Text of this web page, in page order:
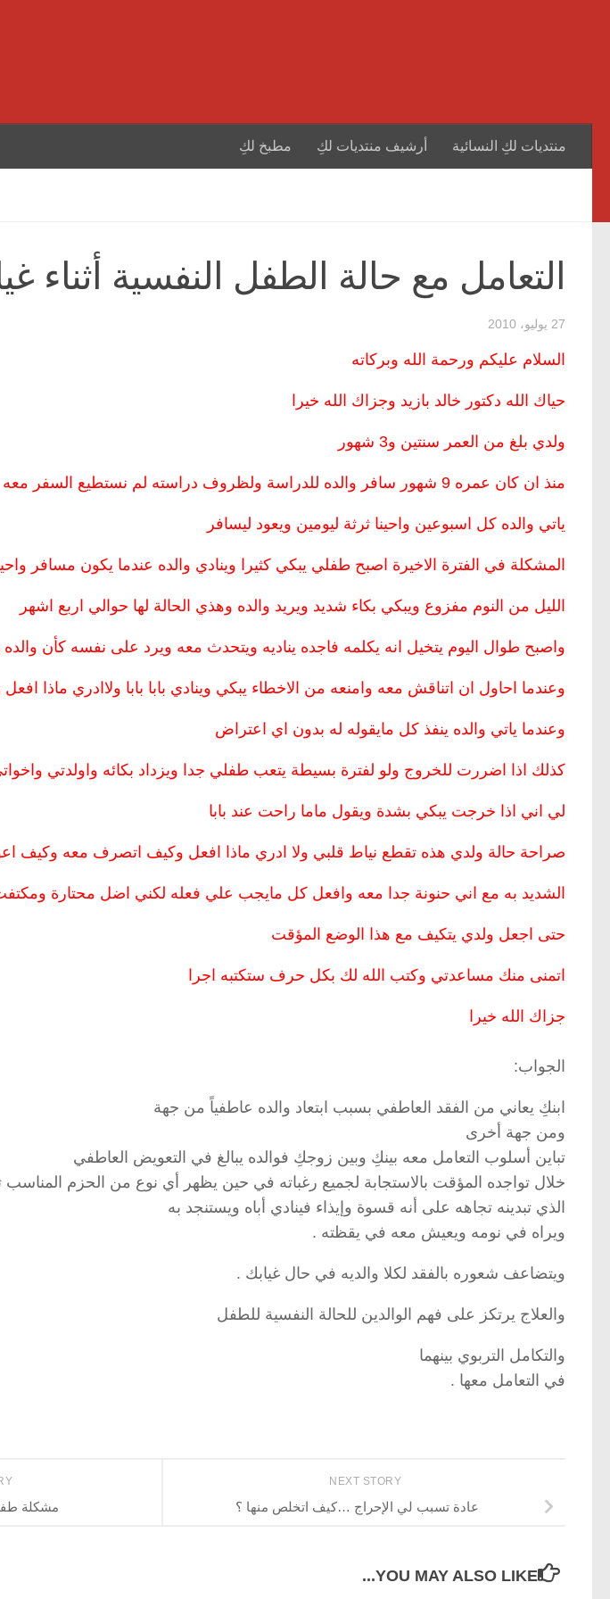
منتديات لكِ النسائية أرشيف منتديات لكِ مطبخ لكِ
التعامل مع حالة الطفل النفسية أثناء
27 يوليو، 2010
السلام عليكم ورحمة الله وبركاته
حياك الله دكتور خالد بازيد وجزاك الله خيرا
ولدي بلغ من العمر سنتين و3 شهور
منذ ان كان عمره 9 شهور سافر والده للدراسة ولظروف دراسته لم نستطيع السفر معه
ياتي والده كل اسبوعين واحينا ثرثة ليومين ويعود ليسافر
المشكلة في الفترة الاخيرة اصبح طفلي يبكي كثيرا وينادي والده عندما يكون مسافر
الليل من النوم مفزوع ويبكي بكاء شديد ويريد والده وهذي الحالة لها حوالي اربع اشهر
واصبح طوال اليوم يتخيل انه يكلمه فاجده يناديه ويتحدث معه ويرد على نفسه كأن
وعندما احاول ان اتناقش معه وامنعه من الاخطاء يبكي وينادي بابا بابا ولاادري ماذا افعل
وعندما ياتي والده ينفذ كل مايقوله له بدون اي اعتراض
كذلك اذا اضررت للخروج ولو لفترة بسيطة يتعب طفلي جدا ويزداد بكائه واولدتي واخواتي
لي اني اذا خرجت يبكي بشدة ويقول ماما راحت عند بابا
صراحة حالة ولدي هذه تقطع نياط قلبي ولا ادري ماذا افعل وكيف اتصرف معه وكيف
الشديد به مع اني حنونة جدا معه وافعل كل مايجب علي فعله لكني اضل محتارة ومكتفت
حتى اجعل ولدي يتكيف مع هذا الوضع المؤقت
اتمنى منك مساعدتي وكتب الله لك بكل حرف ستكتبه اجرا
جزاك الله خيرا
الجواب:
ابنكِ يعاني من الفقد العاطفي بسبب ابتعاد والده عاطفياً من جهة
ومن جهة أخرى
تباين أسلوب التعامل معه بينكِ وبين زوجكِ فوالده يبالغ في التعويض العاطفي
خلال تواجده المؤقت بالاستجابة لجميع رغباته في حين يظهر أي نوع من الحزم المناسب
الذي تبدينه تجاهه على أنه قسوة وإيذاء فينادي أباه ويستنجد به
ويراه في نومه ويعيش معه في يقظته .
ويتضاعف شعوره بالفقد لكلا والديه في حال غيابك .
والعلاج يرتكز على فهم الوالدين للحالة النفسية للطفل
والتكامل التربوي بينهما
في التعامل معها .
NEXT STORY
عادة تسبب لي الإحراج …كيف اتخلص منها ؟ مشكلة
YOU MAY ALSO LIKE...